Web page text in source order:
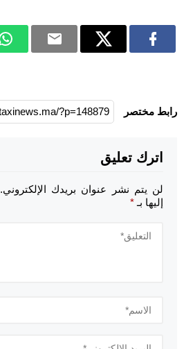
رابط مختصر
اترك تعليق
لن يتم نشر عنوان بريدك الإلكتروني.
إليها بـ *